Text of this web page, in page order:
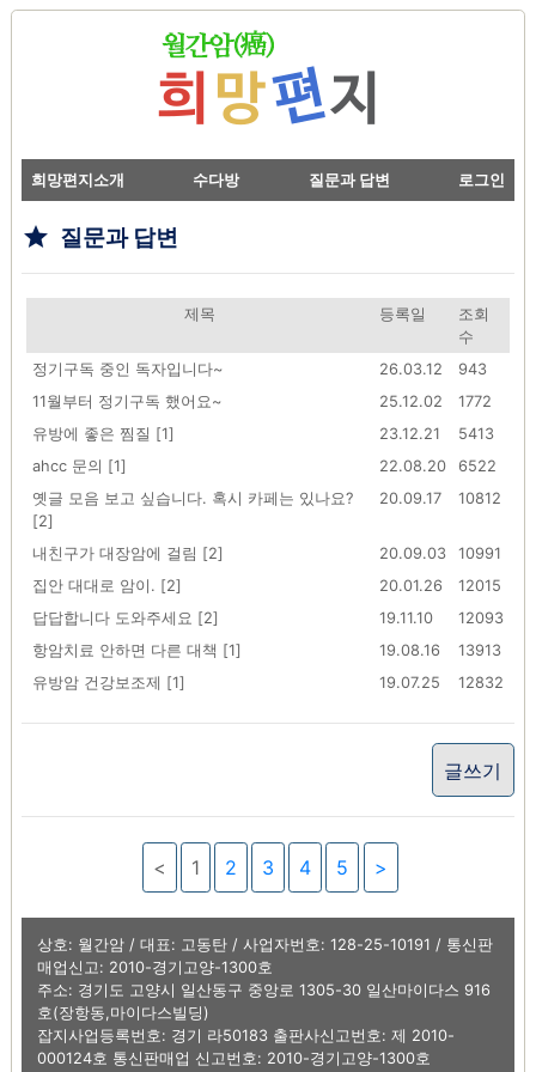
희망편지소개 수다방 질문과 답변 로그인
grade 질문과 답변
제목 등록일
조회
수
정기구독 중인 독자입니다~
26.03.12
943
11월부터 정기구독 했어요~
25.12.02
1772
유방에 좋은 찜질 [1]
23.12.21
5413
ahcc 문의 [1]
22.08.20
6522
옛글 모음 보고 싶습니다. 혹시 카페는 있나요?
[2]
20.09.17 10812
내친구가 대장암에 걸림 [2] 20.09.03
10991
집안 대대로 암이. [2]
20.01.26
12015
답답합니다 도와주세요 [2]
19.11.10
12093
항암치료 안하면 다른 대책 [1]
19.08.16
13913
유방암 건강보조제 [1]
19.07.25 12832
글쓰기
< 1 2 3 4 5 >
상호: 월간암 / 대표: 고동탄 / 사업자번호: 128-25-10191 / 통신판
매업신고: 2010-경기고양-1300호
주소: 경기도 고양시 일산동구 중앙로 1305-30 일산마이다스 916
호(장항동,마이다스빌딩)
잡지사업등록번호: 경기 라50183 출판사신고번호: 제 2010-
000124호 통신판매업 신고번호: 2010-경기고양-1300호